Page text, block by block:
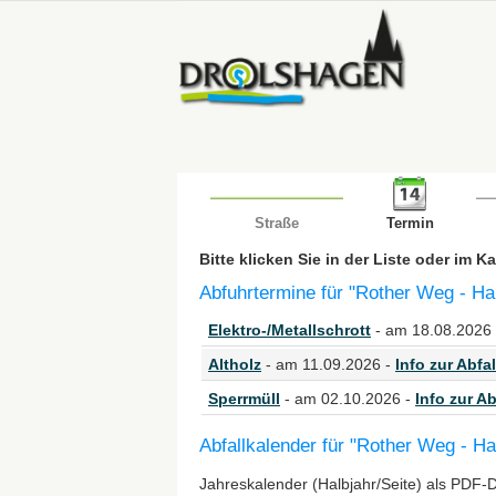
Straße Termin
Bitte klicken Sie in der Liste oder im
Abfuhrtermine für "Rother Weg -
Elektro-/Metallschrott - am
Altholz - am 11.09.2026 - Info zur
Sperrmüll - am 02.10.2026 - Info zur
Abfallkalender für "Rother Weg -
Jahreskalender (Halbjahr/Seite) als PDF-